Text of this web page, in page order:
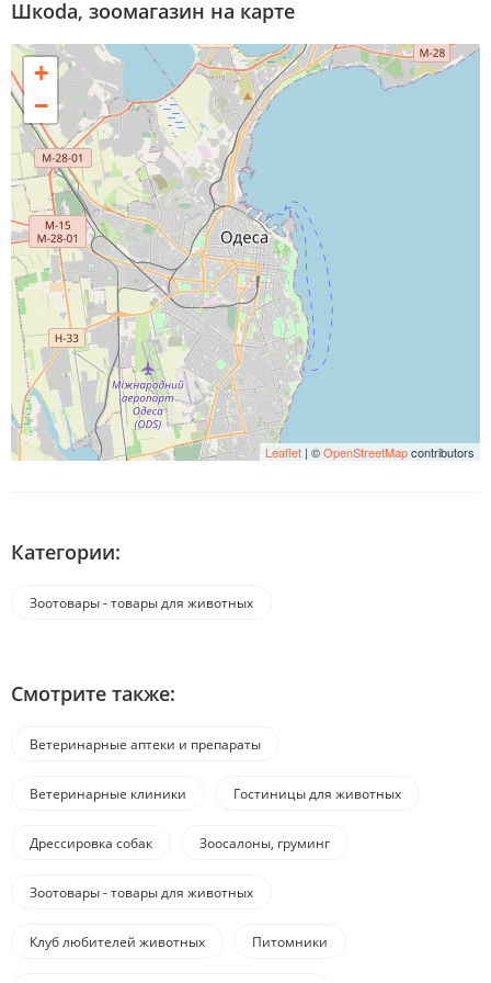
Шкоdа, зоомагазин на карте
+
−
Leaflet | ©OpenStreetMapcontributors
Категории:
Зоотовары - товары для животных
Смотрите также:
Ветеринарные аптеки и препараты
Ветеринарные клиники Гостиницы для животных
Дрессировка собак Зоосалоны, груминг
Зоотовары - товары для животных
Клуб любителей животных Питомники